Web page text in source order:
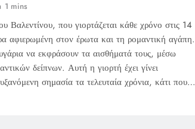
1 mins
που γιορτάζεται κάθε χρόνο στις 14
αφιερωμένη στον έρωτα και τη ρομαντική αγάπη.
να εκφράσουν τα αισθήματά τους, μέσω
δείπνων. Αυτή η γιορτή έχει γίνει
σημασία τα τελευταία χρόνια, κάτι που…